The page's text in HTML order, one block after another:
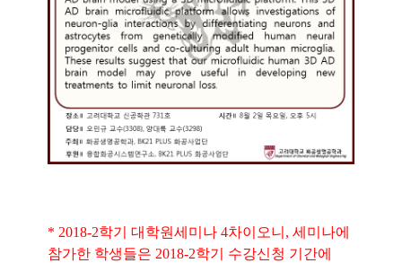
* 2018-2학기 대학원세미나 4차이오니, 세미나에
참가한 학생들은 2018-2학기 수강신청 기간에